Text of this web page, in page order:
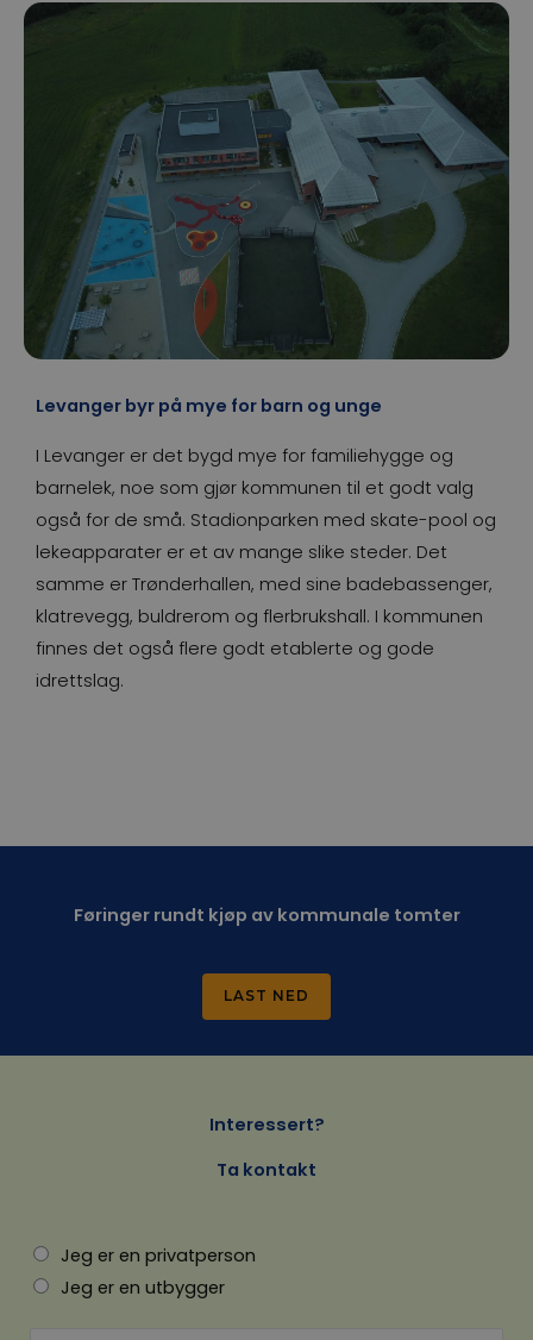
Levanger byr på mye for barn og unge
I Levanger er det bygd mye for familiehygge og
barnelek, noe som gjør kommunen til et godt valg
også for de små. Stadionparken med skate-pool og
lekeapparater er et av mange slike steder. Det
samme er Trønderhallen, med sine badebassenger,
klatrevegg, buldrerom og flerbrukshall. I kommunen
finnes det også flere godt etablerte og gode
idrettslag.
Føringer rundt kjøp av kommunale tomter
LAST NED
Interessert?
Ta kontakt
Jeg er en privatperson
Jeg er en utbygger